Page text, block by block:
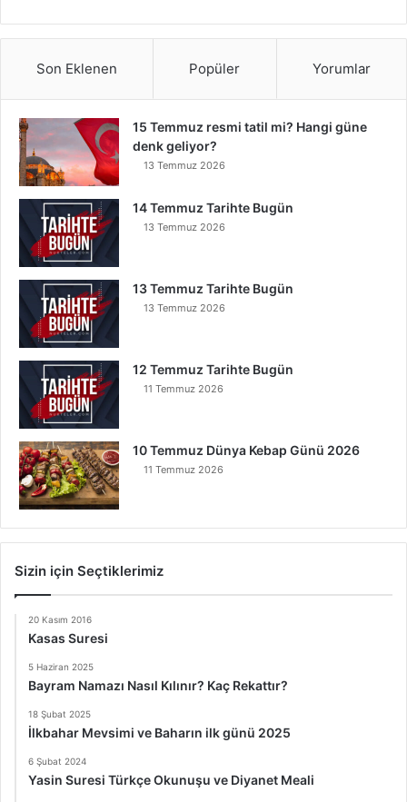
Son Eklenen Popüler Yorumlar
15 Temmuz resmi tatil mi? Hangi güne
denk geliyor?
13 Temmuz 2026
14 Temmuz Tarihte Bugün
13 Temmuz 2026
13 Temmuz Tarihte Bugün
13 Temmuz 2026
12 Temmuz Tarihte Bugün
11 Temmuz 2026
10 Temmuz Dünya Kebap Günü 2026
11 Temmuz 2026
Sizin için Seçtiklerimiz
20 Kasım 2016
Kasas Suresi
5 Haziran 2025
Bayram Namazı Nasıl Kılınır? Kaç Rekattır?
18 Şubat 2025
İlkbahar Mevsimi ve Baharın ilk günü 2025
6 Şubat 2024
Yasin Suresi Türkçe Okunuşu ve Diyanet Meali